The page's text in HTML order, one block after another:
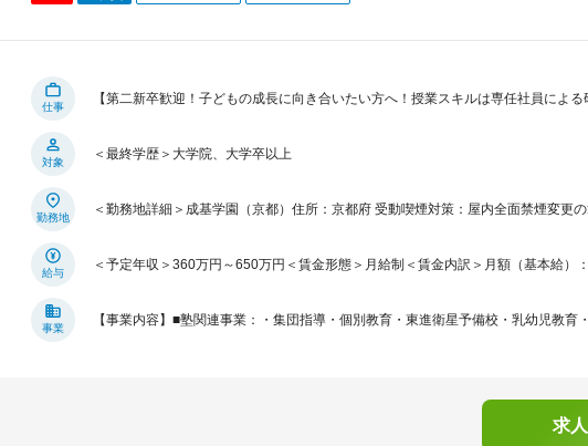
仕事
【第二新卒歓迎！子どもの成長に向き合いたい方へ！授業スキルは専任社員によ
対象
＜最終学歴＞大学院、大学卒以上
勤務地
＜勤務地詳細＞成基学園（京都）住所：京都府 受動喫煙対策：屋内全面禁煙変更
給与
＜予定年収＞360万円～650万円＜賃金形態＞月給制＜賃金内訳＞月額（基本給）
事業
【事業内容】■塾関連事業：・集団指導・個別教育・東進衛星予備校・乳幼児教
求